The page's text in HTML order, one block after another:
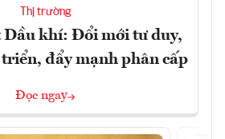
Thị trường
Dầu khí: Đổi mới tư duy,
đẩy mạnh phân cấp
Đọc ngay